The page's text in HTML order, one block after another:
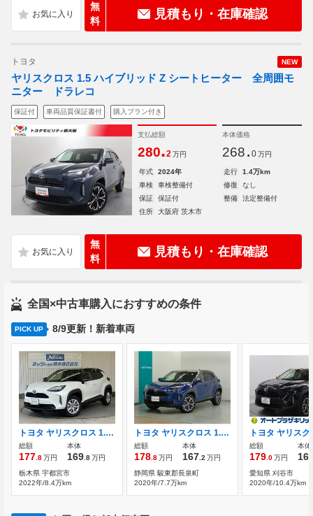
無
料
見積もり・在庫確認
NEW
トヨタ
ヤリスクロス 1.5 ハイブリッド Z シートヒーター 全周囲モ
ニター ドラレコ
保証付 車両品質保証書付 購入プラン付き
支払総額
280.2 万円
本体価格
268. 0 万円
年式 2024年 走行
1.4万km
車検
車検整備付 修復
なし
保証
保証付 整備
法定整備付
住所
大阪府 茨木市
無
料
見積もり・在庫確認
全国×中古車購入におすすめの条件
PICK UP 8/9更新！新着車両
トヨタ ヤリスクロス 1.5 ハイブリッド G トヨタセーフティーセンス/ディスプレイオ
総額
177 .8万円
本体
169 .8万円
栃木県 宇都宮市
2022年/8.4万km
トヨタ ヤリスクロス 1.5 Z
総額
178 .8万円
本体
167 .2 万円
静岡県 駿東郡長泉町
2020年/7.7万km
総額
179 .0万円
本体
愛知県 刈谷市
2020年/10.4万km